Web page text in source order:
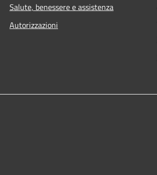
Salute, benessere e assistenza
Autorizzazioni